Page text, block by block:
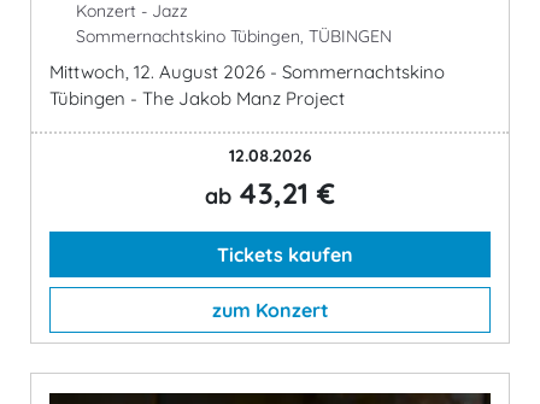
Konzert - Jazz
Sommernachtskino Tübingen, TÜBINGEN
Mittwoch, 12. August 2026 - Sommernachtskino
Tübingen - The Jakob Manz Project
12.08.2026
ab 43,21 €
Tickets kaufen
zum Konzert